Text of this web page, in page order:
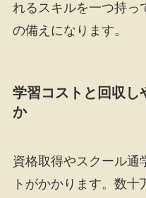
れるスキルを一つ持っ
の備えになります。
学習コストと回収し
か
資格取得やスクール通
トがかかります。数十